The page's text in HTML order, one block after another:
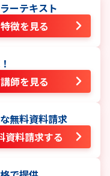
ーテキスト
特徴を見る
講師を見る
無料資料請求
資料請求する